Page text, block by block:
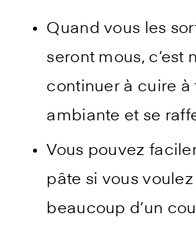
Quand vous les
seront mous, c’est
continuer à cuire à
ambiante et se
Vous pouvez
pâte si vous
beaucoup d’un